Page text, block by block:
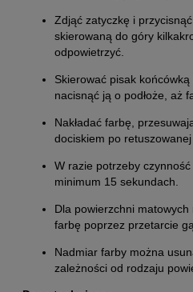
Zdjąć zatyczkę i
skierowaną do góry
odpowietrzyć.
Skierować pisak końcówką
nacisnąć ją o podłoże, aż
Nakładać farbę,
dociskiem po retuszowanej
W razie potrzeby
minimum 15 sekundach.
Dla powierzchni matowych
farbę poprzez przetarcie
Nadmiar farby można
zależności od rodzaju